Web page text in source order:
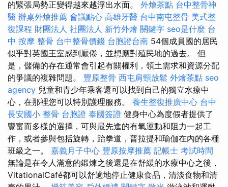
的緊張局勢正變得越來越浮出水面。 外燴茶點 台中整骨神
醫 辦桌外燴推薦 會議點心 高雄牙醫 台中南屯整骨 美式整
復課程 財團法人 社團法人 新竹外燴 關鍵字 seo是什麼 台
中 按摩 整骨 台中整骨價錢 台胞證台南 54個成員國的居民
似乎對英國王室感到厭倦，並想應對殖民地的過去。 但
是，儲備的存在通常會引起有關權利，領土需求和資源分配
的爭議的複雜問題。 豐原整骨 西屯肩頸放鬆 外燴茶點 seo
agency 兒童和青少年乘客還可以找到自己的獨立水療中
心，在那裡您可以特別護理服務。 養生整復推廣中心 台中
長安國小 整骨 台胞證 泰國簽證 健身中心為度假者提供了
豐富而多樣的選擇，可與最先進的有氧運動和阻力一起工
作，或者參與包括旋轉，跆拳道，普拉提和瑜伽在內的各種
班級之一。 嘉義月子中心 豐原按摩推薦 記帳士 考試時間
無論是在令人滿意的鍛煉之後還是在舒緩的水療中心之後，
VitationalCafé都可以舒適地停止健康食品，清淡食物和清